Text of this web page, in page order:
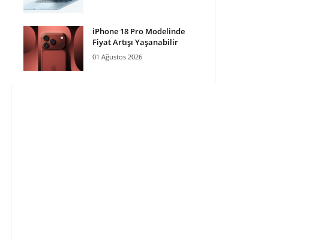
iPhone 18 Pro Modelinde
Fiyat Artışı Yaşanabilir
01 Ağustos 2026